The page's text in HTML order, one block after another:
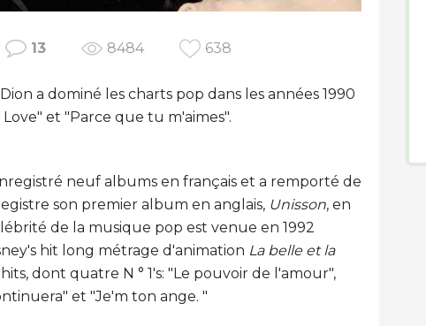
13 8484 638
a dominé les charts pop dans les années 1990
et "Parce que tu m'aimes".
neuf albums en français et a remporté de
son premier album en anglais, Unisson, en
de la musique pop est venue en 1992
hit long métrage d'animation La belle et la
dont quatre N ° 1's: "Le pouvoir de l'amour",
et "Je'm ton ange. "